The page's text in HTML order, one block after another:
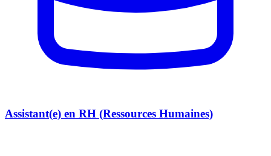
Assistant(e) en RH (Ressources Humaines)